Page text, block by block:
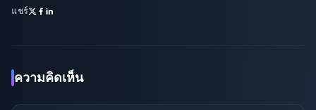
แชร์
ความคิดเห็น